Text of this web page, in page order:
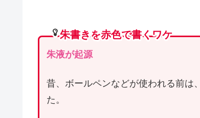
朱書きを赤色で書くワケ
朱液が起源
昔、ボールペンなどが使われる前は
た。